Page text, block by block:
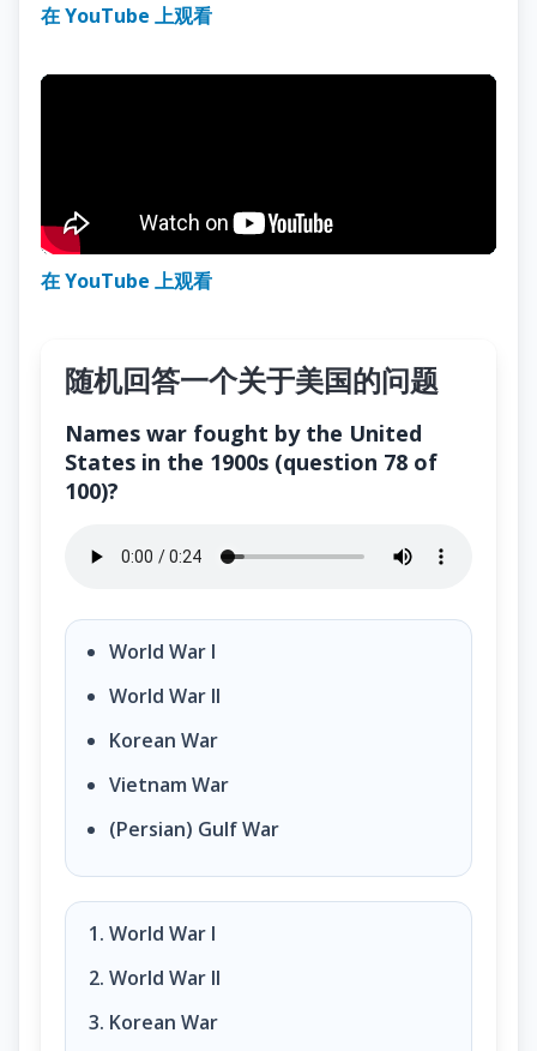
在 YouTube 上观看
在 YouTube 上观看
随机回答一个关于美国的问题
Names war fought by the United
States in the 1900s (question 78 of
100)?
Names war fought by the United States in the
World War I
World War II
Korean War
Vietnam War
(Persian) Gulf War
World War I
World War II
Korean War